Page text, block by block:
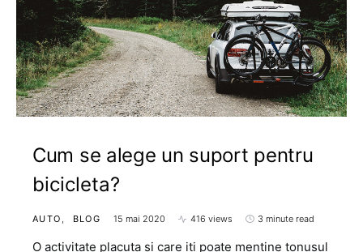
Cum se alege un suport pentru
bicicleta?
AUTO BLOG 15 mai 2020 416 views 3 minute read
O activitate placuta si care iti poate mentine tonusul